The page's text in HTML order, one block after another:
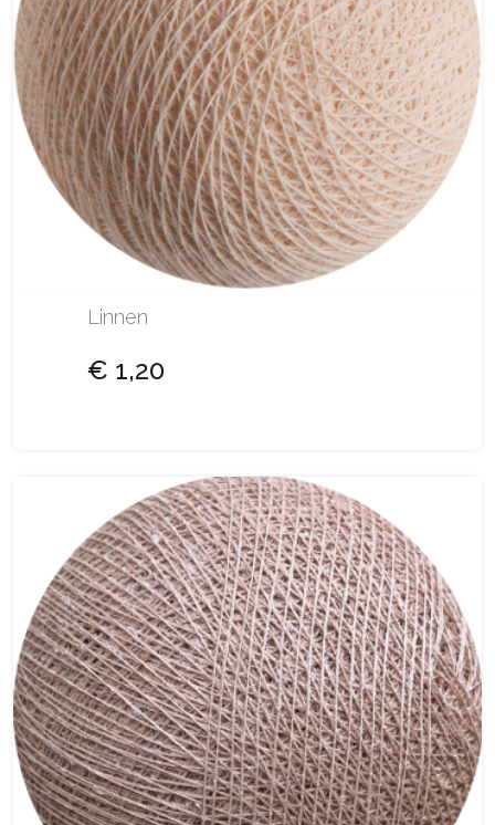
Linnen
€ 1,20